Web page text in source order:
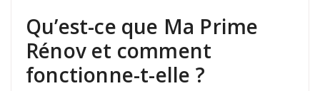
Qu’est-ce que Ma Prime
Rénov et comment
fonctionne-t-elle ?